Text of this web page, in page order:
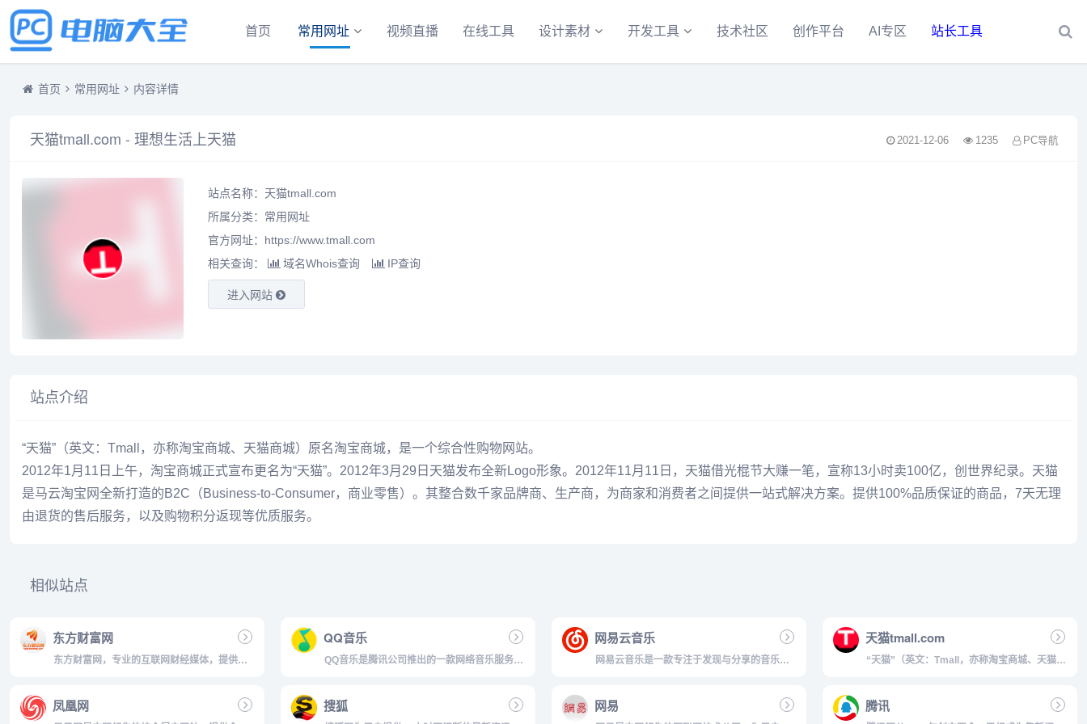
首页 常用网址 视频直播 在线工具 设计素材 开发工具 技术社区 创作平台 AI专区 站长工具
首页 常用网址 内容详情
天猫tmall.com - 理想生活上天猫 2021-12-06 1235 PC导航
站点名称：天猫tmall.com
所属分类： 常用网址
官方网址： https://www.tmall.com
相关查询：
域名Whois查询 IP查询
进入网站
站点介绍
“天猫”（英文：Tmall，亦称淘宝商城、天猫商城）原名淘宝商城，是一个综合性购物网站。
2012年1月11日上午，淘宝商城正式宣布更名为“天猫”。2012年3月29日天猫发布全新Logo形象。2012年11月11日，天猫借光棍节大赚一笔，宣称13小时卖100亿，创世界纪录。天猫
是马云淘宝网全新打造的B2C（Business-to-Consumer，商业零售）。其整合数千家品牌商、生产商，为商家和消费者之间提供一站式解决方案。提供100%品质保证的商品，7天无理
由退货的售后服务，以及购物积分返现等优质服务。
相似站点
东方财富网
东方财富网，专业的互联网财经媒体，提供
股票、财经、证券、金融、美股、港股、行
QQ音乐
QQ音乐是腾讯公司推出的一款网络音乐服务产
听、海量无损曲库、正版音乐下载、空间背景
网易云音乐
网易云音乐是一款专注于发现与分享的音乐产
天猫tmall.com
“天猫”（英文：Tmall，亦称淘宝商城、天猫商
为“天猫”。2012年3月29日天猫发布全新Logo
凤凰网 搜狐 网易 腾讯